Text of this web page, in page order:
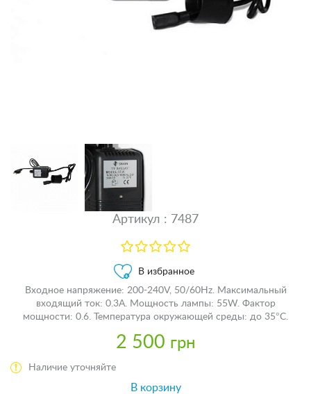
Артикул : 7487
В избранное
Входное напряжение: 200-240V, 50/60Hz. Максимальный
входящий ток: 0.3A. Мощность лампы: 55W. Фактор
мощности: 0.6. Температура окружающей среды: до 35°C.
2 500 грн
Наличие уточняйте
В корзину